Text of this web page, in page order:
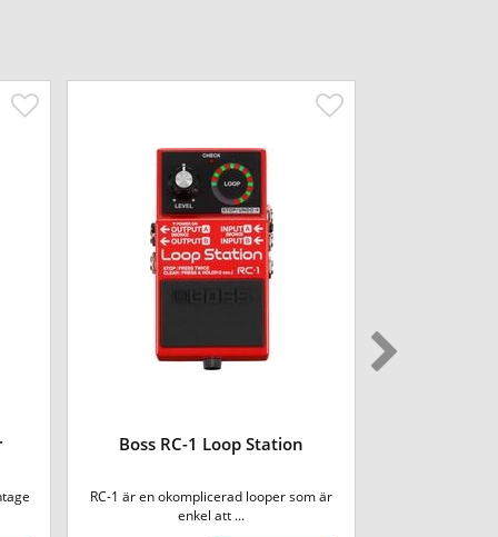
Boss RC-1 Loop Station
RC-1 är en okomplicerad looper som är
enkel att ...